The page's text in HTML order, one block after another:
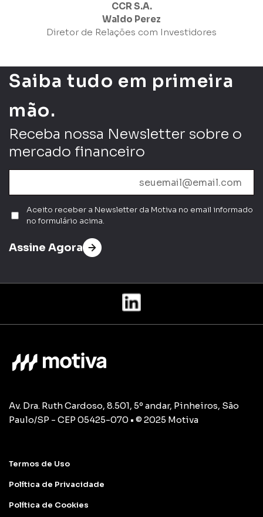
CCR S.A.
Waldo Perez
Diretor de Relações com Investidores
Saiba tudo em primeira
mão.
Receba nossa Newsletter sobre o
mercado financeiro
Aceito receber a Newsletter da Motiva no email informado
no formulário acima.
Assine Agora
Av. Dra. Ruth Cardoso, 8.501, 5º andar, Pinheiros, São
Paulo/SP - CEP 05425-070 • © 2025 Motiva
Termos de Uso
Política de Privacidade
Política de Cookies